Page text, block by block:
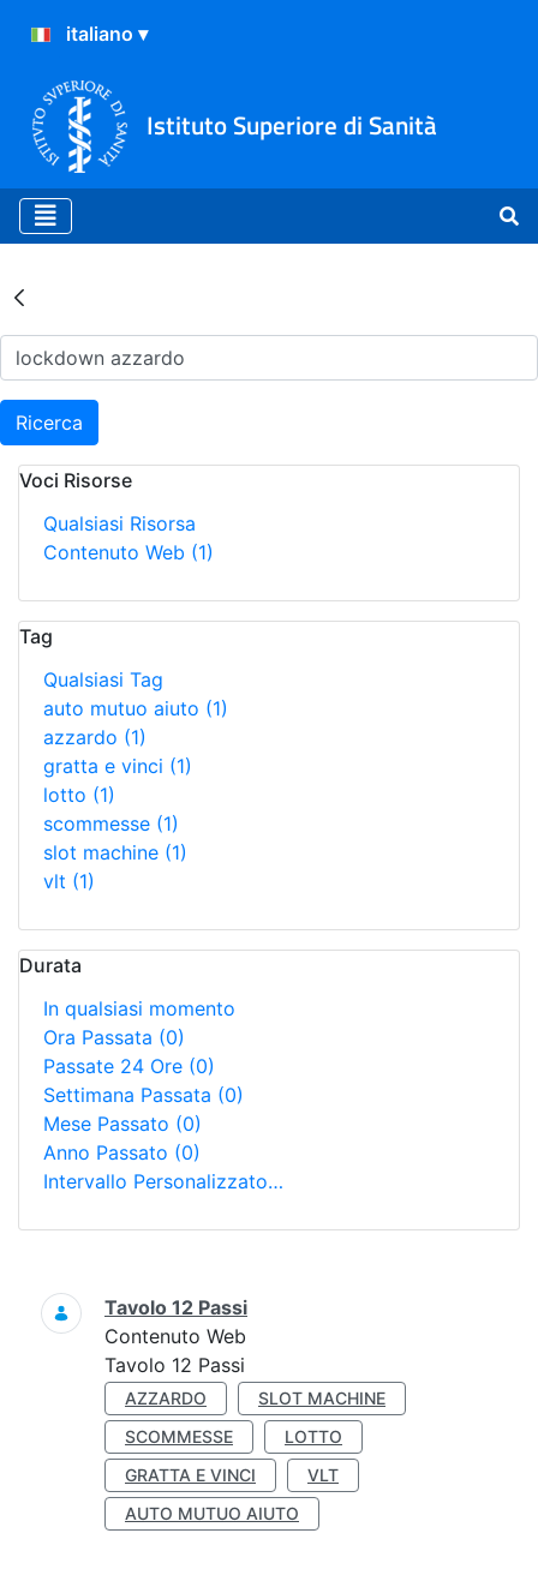
Istituto Superiore di Sanità
Risultati della Ricerca -
Ricerca
Voci Risorse
Qualsiasi Risorsa
Contenuto Web (1)
Tag
Qualsiasi Tag
auto mutuo aiuto (1)
azzardo (1)
gratta e vinci (1)
lotto (1)
scommesse (1)
slot machine (1)
vlt (1)
Durata
In qualsiasi momento
Ora Passata (0)
Passate 24 Ore (0)
Settimana Passata (0)
Mese Passato (0)
Anno Passato (0)
Intervallo Personalizzato…
Ricerca
Tavolo 12 Passi
Contenuto Web
Tavolo 12 Passi
AZZARDO
SLOT MACHINE
SCOMMESSE
LOTTO
GRATTA E VINCI
VLT
AUTO MUTUO AIUTO